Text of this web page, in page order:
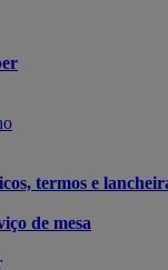
termos e
de mesa